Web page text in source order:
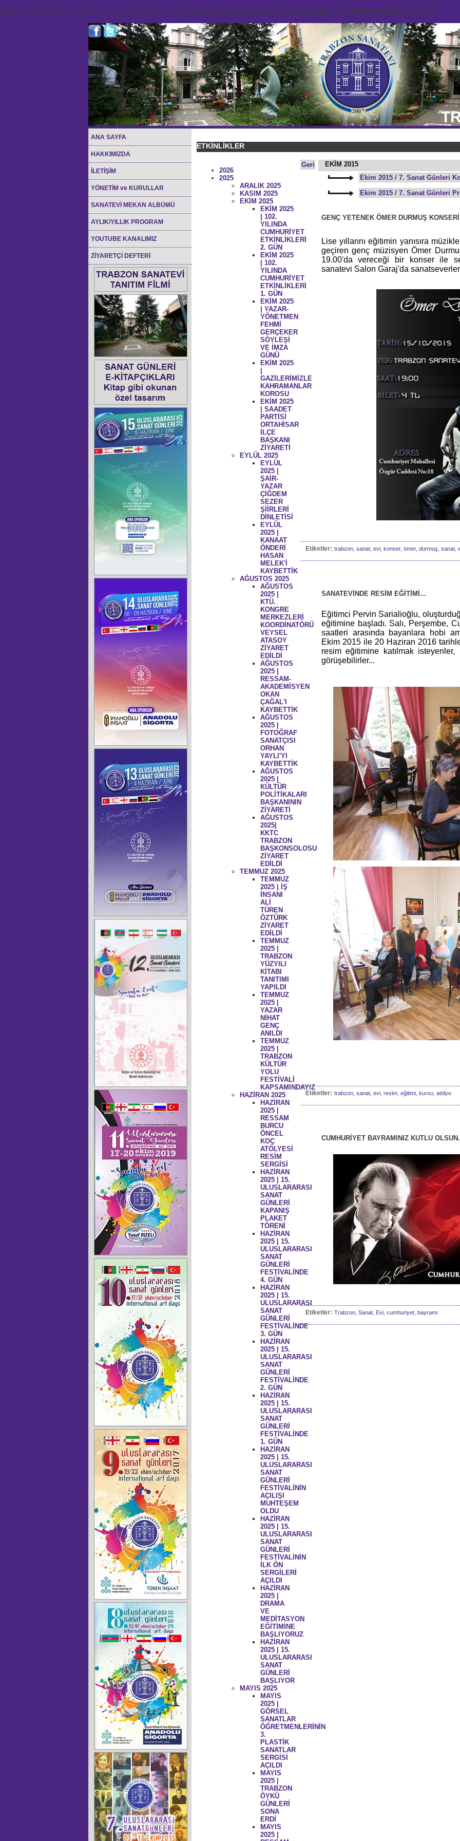
Notice: Undefined index: HTTP_ACCEPT_LANGUAGE in /home/sana45org/domains/trabzonsanatevi.org/public_html/counter.php on line 92
ANA SAYFA
HAKKIMIZDA
İLETİŞİM
YÖNETİM ve KURULLAR
SANATEVİ MEKAN ALBÜMÜ
AYLIK/YILLIK PROGRAM
YOUTUBE KANALIMIZ
ZİYARETÇİ DEFTERİ
ETKİNLİKLER
Geri
EKİM 2015
Ekim 2015 / 7. Sanat Günleri
Ekim 2015 / 7. Sanat Günleri
GENÇ YETENEK ÖMER DURMUŞ KONSERİ
Lise yıllarını eğitimin yanısıra
geçiren genç müzisyen Ömer
19.00'da vereceği bir konser ile
sanatevi Salon Garaj'da
Etiketler: trabzon, sanat, evi, konser, ömer, durmuş, sanat,
SANATEVİNDE RESİM EĞİTİMİ...
Eğitimci Pervin Sarialioğlu,
eğitimine başladı. Salı, Perşembe,
saatleri arasında bayanlara hobi
Ekim 2015 ile 20 Haziran 2016
resim eğitimine katılmak
görüşebilirler...
Etiketler: trabzon, sanat, evi, resim, eğitimi, kursu, atölye
CUMHURİYET BAYRAMINIZ KUTLU
Etiketler: Trabzon, Sanat, Evi, cumhuriyet, bayramı
2026
2025
ARALIK 2025
KASIM 2025
EKİM 2025
EKİM 2025
| 102.
YILINDA
CUMHURİYET
ETKİNLİKLERİ
2. GÜN
EKİM 2025
| 102.
YILINDA
CUMHURİYET
ETKİNLİKLERİ
1. GÜN
EKİM 2025
| YAZAR-
YÖNETMEN
FEHMİ
GERÇEKER
SÖYLEŞİ
VE İMZA
GÜNÜ
EKİM 2025
GAZİLERİMİZLE
KAHRAMANLAR
KOROSU
EKİM 2025
| SAADET
PARTİSİ
ORTAHİSAR
İLÇE
BAŞKANI
ZİYARETİ
EYLÜL 2025
EYLÜL
2025 |
ŞAİR-
YAZAR
ÇİĞDEM
SEZER
ŞİİRLERİ
DİNLETİSİ
EYLÜL
2025 |
KANAAT
ÖNDERİ
HASAN
MELEK'İ
KAYBETTİK
AĞUSTOS 2025
AĞUSTOS
2025 |
KTÜ.
KONGRE
MERKEZLERİ
KOORDİNATÖRÜ
VEYSEL
ATASOY
ZİYARET
EDİLDİ
AĞUSTOS
2025 |
RESSAM-
AKADEMİSYEN
OKAN
ÇAĞAL'I
KAYBETTİK
AĞUSTOS
2025 |
FOTOĞRAF
SANATÇISI
ORHAN
YAYLI'YI
KAYBETTİK
AĞUSTOS
2025 |
KÜLTÜR
POLİTİKALARI
BAŞKANININ
ZİYARETİ
AĞUSTOS
2025|
KKTC
TRABZON
BAŞKONSOLOSU
ZİYARET
EDİLDİ
TEMMUZ 2025
TEMMUZ
2025 | İŞ
İNSANI
ALİ
TÜREN
ÖZTÜRK
ZİYARET
EDİLDİ
TEMMUZ
2025 |
TRABZON
YÜZYILI
KİTABI
TANITIMI
YAPILDI
TEMMUZ
2025 |
YAZAR
NİHAT
GENÇ
ANILDI
TEMMUZ
2025 |
TRABZON
KÜLTÜR
YOLU
FESTİVALİ
KAPSAMINDAYIZ
HAZİRAN 2025
HAZİRAN
2025 |
RESSAM
BURCU
ÖNCEL
KOÇ
ATÖLYESİ
RESİM
SERGİSİ
HAZİRAN
2025 | 15.
ULUSLARARASI
SANAT
GÜNLERİ
KAPANIŞ
PLAKET
TÖRENİ
HAZİRAN
2025 | 15.
ULUSLARARASI
SANAT
GÜNLERİ
FESTİVALİNDE
4. GÜN
HAZİRAN
2025 | 15.
ULUSLARARASI
SANAT
GÜNLERİ
FESTİVALİNDE
3. GÜN
HAZİRAN
2025 | 15.
ULUSLARARASI
SANAT
GÜNLERİ
FESTİVALİNDE
2. GÜN
HAZİRAN
2025 | 15.
ULUSLARARASI
SANAT
GÜNLERİ
FESTİVALİNDE
1. GÜN
HAZİRAN
2025 | 15.
ULUSLARARASI
SANAT
GÜNLERİ
FESTİVALİNİN
AÇILIŞI
MUHTEŞEM
OLDU
HAZİRAN
2025 | 15.
ULUSLARARASI
SANAT
GÜNLERİ
FESTİVALİNİN
İLK ÖN
SERGİLERİ
AÇILDI
HAZİRAN
2025 |
DRAMA
VE
MEDİTASYON
EĞİTİMİNE
BAŞLIYORUZ
HAZİRAN
2025 | 15.
ULUSLARARASI
SANAT
GÜNLERİ
BAŞLIYOR
MAYIS 2025
MAYIS
2025 |
GÖRSEL
SANATLAR
ÖĞRETMENLERİNİN
3.
PLASTİK
SANATLAR
SERGİSİ
AÇILDI
MAYIS
2025 |
TRABZON
ÖYKÜ
GÜNLERİ
SONA
ERDİ
MAYIS
2025 |